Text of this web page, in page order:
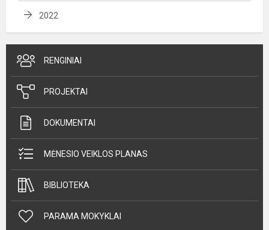
2022
RENGINIAI
PROJEKTAI
DOKUMENTAI
MĖNESIO VEIKLOS PLANAS
BIBLIOTEKA
PARAMA MOKYKLAI